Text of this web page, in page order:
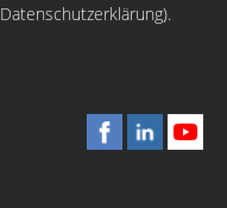
Datenschutzerklärung).